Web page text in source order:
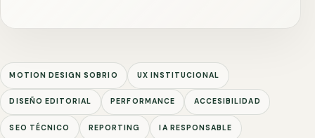
MOTION DESIGN SOBRIO UX INSTITUCIONAL
DISEÑO EDITORIAL PERFORMANCE ACCESIBILIDAD
SEO TÉCNICO REPORTING IA RESPONSABLE